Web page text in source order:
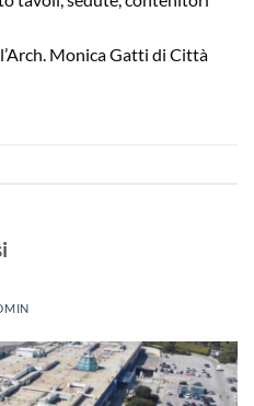
Monica Gatti di Città